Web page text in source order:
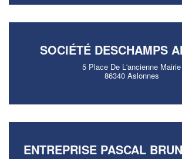
SOCIÉTÉ DESCHAMPS
5 Place De L'ancienne Mairie
86340 Aslonnes
ENTREPRISE PASCAL